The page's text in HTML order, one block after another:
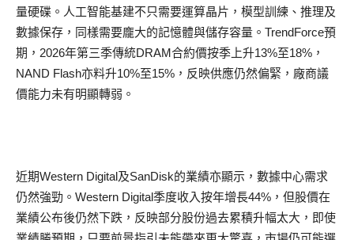
量硬碟。人工智能基建不只需要運算晶片，模型訓練、推理及
數據保存，同樣需要龐大的記憶體與儲存容量。TrendForce預
期，2026年第三季傳統DRAM合約價按季上升13%至18%，
NAND Flash亦料升10%至15%，反映供應仍然偏緊，廠商議
價能力未有明顯轉弱。
近期Western Digital及SanDisk的業績亦顯示，數據中心需求
仍然強勁。Western Digital季度收入按年增長44%，但股價在
業績公布後仍然下跌，反映部分股份過去累積升幅太大，即使